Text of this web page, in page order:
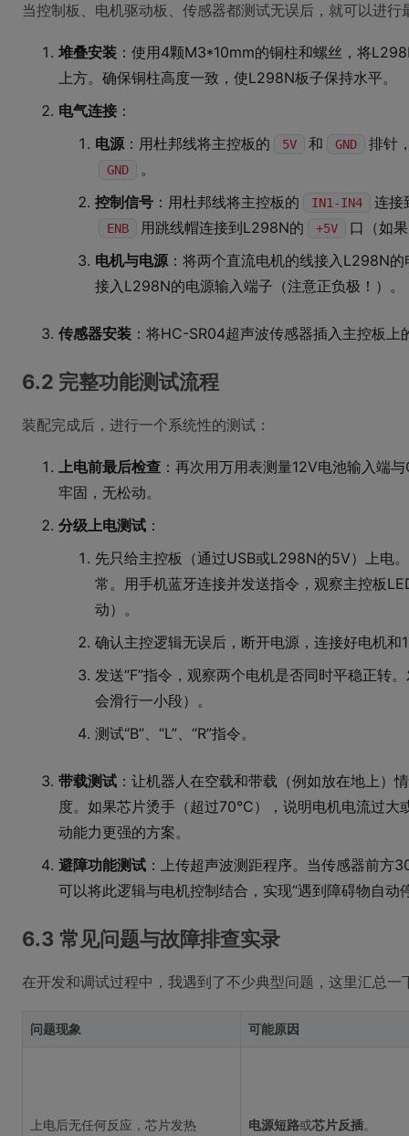
当控制板、电机驱动板、传感器都测试无误后，就可以进行
堆叠安装 ：使用4颗M3*10mm的铜柱和螺丝，将
上方。确保铜柱高度一致，使L298N板子保持水平。
电气连接 ：
电源：用杜邦线将主控板的 5V 和 GND 排针
GND
。
控制信号 ：用杜邦线将主控板的 IN1-IN4 连接
ENB 用跳线帽连接到L298N的 +5V
口（如
电机与电源：将两个直流电机的线接入L298N
接入L298N的电源输入端子（注意正负极！）。
传感器安装 ：将HC-SR04超声波传感器插入主控板上
6.2 完整功能测试流程
装配完成后，进行一个系统性的测试：
上电前最后检查 ：再次用万用表测量12V电池输入端
牢固，无松动。
分级上电测试 ：
先只给主控板（通过USB或L298N的5V）上电
常。用手机蓝牙连接并发送指令，观察主控板
动）。
确认主控逻辑无误后，断开电源，连接好电机和
发送“F”指令，观察两个电机是否同时平稳正转
会滑行一小段）。
测试“B”、“L”、“R”指令。
带载测试 ：让机器人在空载和带载（例如放在地上）
度。如果芯片烫手（超过70°C），说明电机电流过
动能力更强的方案。
避障功能测试 ：上传超声波测距程序。当传感器前方
可以将此逻辑与电机控制结合，实现“遇到障碍物自动
6.3 常见问题与故障排查实录
在开发和调试过程中，我遇到了不少典型问题，这里汇总一
问题现象 可能原因
上电后无任何反应，芯片发热 电源短路或芯片反插。